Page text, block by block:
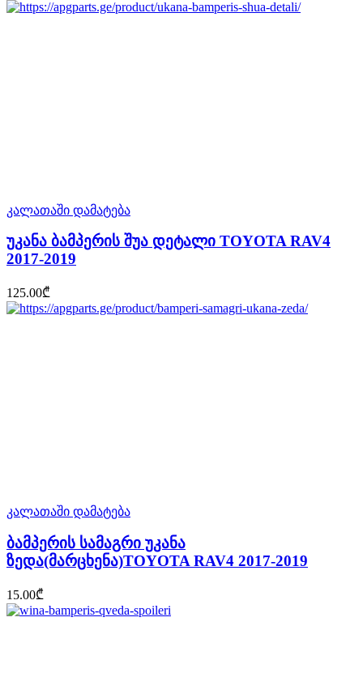
კალათაში დამატება
უკანა ბამპერის შუა დეტალი TOYOTA RAV4
2017-2019
125.00₾
კალათაში დამატება
ბამპერის სამაგრი უკანა
ზედა(მარცხენა)TOYOTA RAV4 2017-2019
15.00₾